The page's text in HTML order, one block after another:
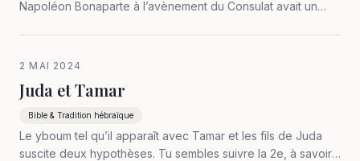
Napoléon Bonaparte à l’avènement du Consulat avait un
mieux la justice et la…
2 MAI 2024
Juda et Tamar
Bible & Tradition hébraïque
Le yboum tel qu’il apparaît avec Tamar et les fils de Juda
suscite deux hypothèses. Tu sembles suivre la 2e, à savoir :